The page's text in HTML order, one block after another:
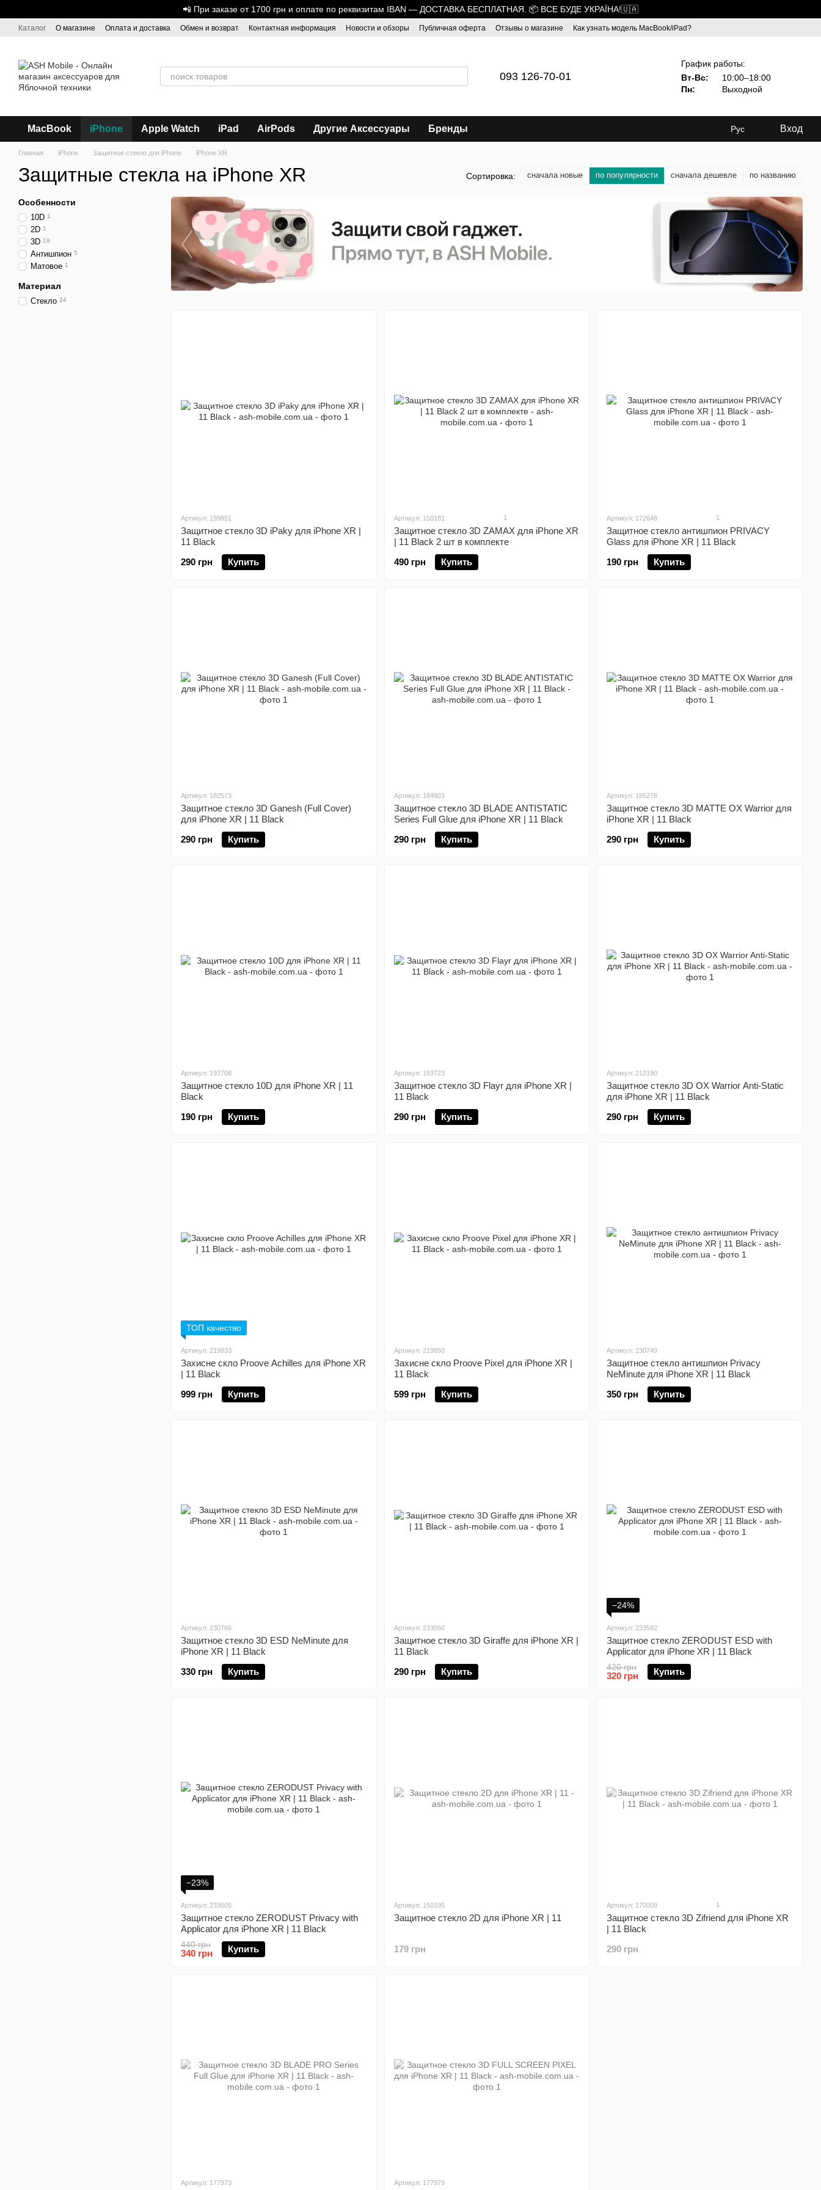
📲 При заказе от 1700 грн и оплате по реквизитам IBAN — ДОСТАВКА БЕСПЛАТНАЯ. 📦 ВСЕ БУДЕ УКРАЇНА!🇺🇦
Каталог О магазине Оплата и доставка Обмен и возврат Контактная информация Новости и обзоры Публичная оферта Отзывы о магазине
Как узнать модель MacBook/iPad?
093 126-70-01
График работы:
Вт-Вс:
10:00–18:00
Пн:
Выходной
MacBook iPhone Apple Watch iPad AirPods Другие Аксессуары Бренды Рус Вход
Главная iPhone Защитное стекло для iPhone iPhone XR
Защитные стекла на iPhone XR Сортировка: сначала новые по популярности сначала дешевле по названию
Артикул: 199851
Защитное стекло 3D iPaky для iPhone XR |
11 Black
290 грн
Купить
Артикул: 150181 1
Защитное стекло 3D ZAMAX для iPhone XR
| 11 Black 2 шт в комплекте
490 грн
Купить
Артикул: 172648 1
Защитное стекло антишпион PRIVACY
Glass для iPhone XR | 11 Black
190 грн
Купить
Артикул: 182573
Защитное стекло 3D Ganesh (Full Cover)
для iPhone XR | 11 Black
290 грн
Купить
Артикул: 184903
Защитное стекло 3D BLADE ANTISTATIC
Series Full Glue для iPhone XR | 11 Black
290 грн
Купить
Артикул: 185278
Защитное стекло 3D MATTE OX Warrior для
iPhone XR | 11 Black
290 грн
Купить
Артикул: 193708
Защитное стекло 10D для iPhone XR | 11
Black
190 грн
Купить
Артикул: 193723
Защитное стекло 3D Flayr для iPhone XR |
11 Black
290 грн
Купить
Артикул: 212190
Защитное стекло 3D OX Warrior Anti-Static
для iPhone XR | 11 Black
290 грн
Купить
ТОП качество
Артикул: 219833
Захисне скло Proove Achilles для iPhone XR
| 11 Black
999 грн
Купить
Артикул: 219850
Захисне скло Proove Pixel для iPhone XR |
11 Black
599 грн
Купить
Артикул: 230749
Защитное стекло антишпион Privacy
NeMinute для iPhone XR | 11 Black
350 грн
Купить
Артикул: 230766
Защитное стекло 3D ESD NeMinute для
iPhone XR | 11 Black
330 грн
Купить
Артикул: 233050
Защитное стекло 3D Giraffe для iPhone XR |
11 Black
290 грн
Купить
−24%
Артикул: 233582
Защитное стекло ZERODUST ESD with
Applicator для iPhone XR | 11 Black
420 грн
320 грн Купить
−23%
Артикул: 233605
Защитное стекло ZERODUST Privacy with
Applicator для iPhone XR | 11 Black
440 грн
340 грн Купить
Артикул: 150195
Защитное стекло 2D для iPhone XR | 11
179 грн
Артикул: 170009 1
Защитное стекло 3D Zifriend для iPhone XR
| 11 Black
290 грн
Артикул: 177973 Артикул: 177979
Особенности
10D 1
2D 1
3D 19
Антишпион 5
Матовое 1
Материал
Стекло 24